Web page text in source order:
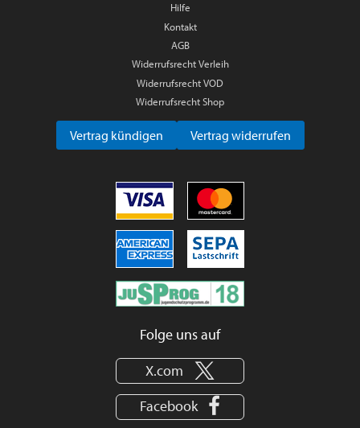
Hilfe
Kontakt
AGB
Widerrufsrecht Verleih
Widerrufsrecht VOD
Widerrufsrecht Shop
Vertrag kündigen Vertrag widerrufen
Folge uns auf
X.com
Facebook